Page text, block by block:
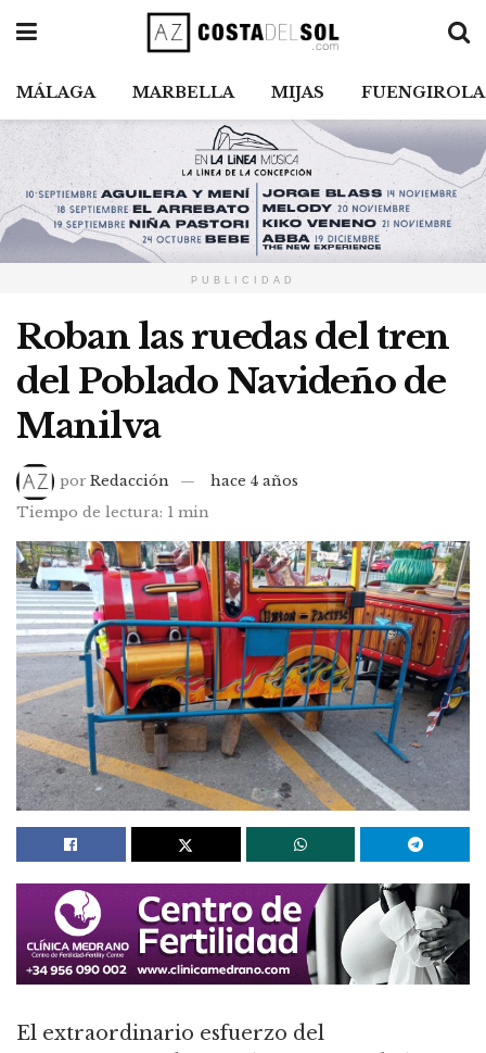
MÁLAGA MARBELLA MIJAS FUENGIROLA
PUBLICIDAD
Roban las ruedas del tren
del Poblado Navideño de
Manilva
por Redacción
hace 4 años
Tiempo de lectura: 1 min
El extraordinario esfuerzo del